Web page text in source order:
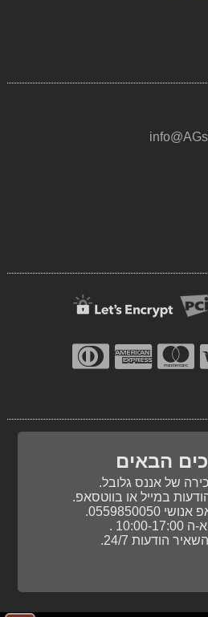
הבאים
של אננס גלובל.
במייל או בווטסאפ.
0559850050.
17:00 .
הודעות 24/7.